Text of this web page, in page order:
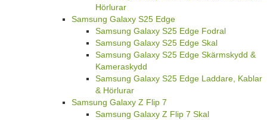
Hörlurar
Samsung Galaxy S25 Edge
Samsung Galaxy S25 Edge Fodral
Samsung Galaxy S25 Edge Skal
Samsung Galaxy S25 Edge Skärmskydd &
Kameraskydd
Samsung Galaxy S25 Edge Laddare, Kablar
& Hörlurar
Samsung Galaxy Z Flip 7
Samsung Galaxy Z Flip 7 Skal